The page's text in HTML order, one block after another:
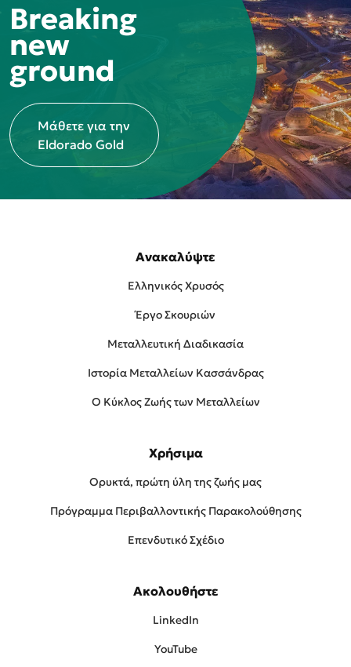
Ανακαλύψτε
Ελληνικός Χρυσός
Έργο Σκουριών
Μεταλλευτική Διαδικασία
Ιστορία Μεταλλείων Κασσάνδρας
Ο Κύκλος Ζωής των Μεταλλείων
Χρήσιμα
Ορυκτά, πρώτη ύλη της ζωής μας
Πρóγραμμα Περιβαλλοντικής Παρακολούθησης
Επενδυτικό Σχέδιο
Ακολουθήστε
LinkedIn
YouTube
Breaking
new
ground
Μάθετε για την
Eldorado Gold